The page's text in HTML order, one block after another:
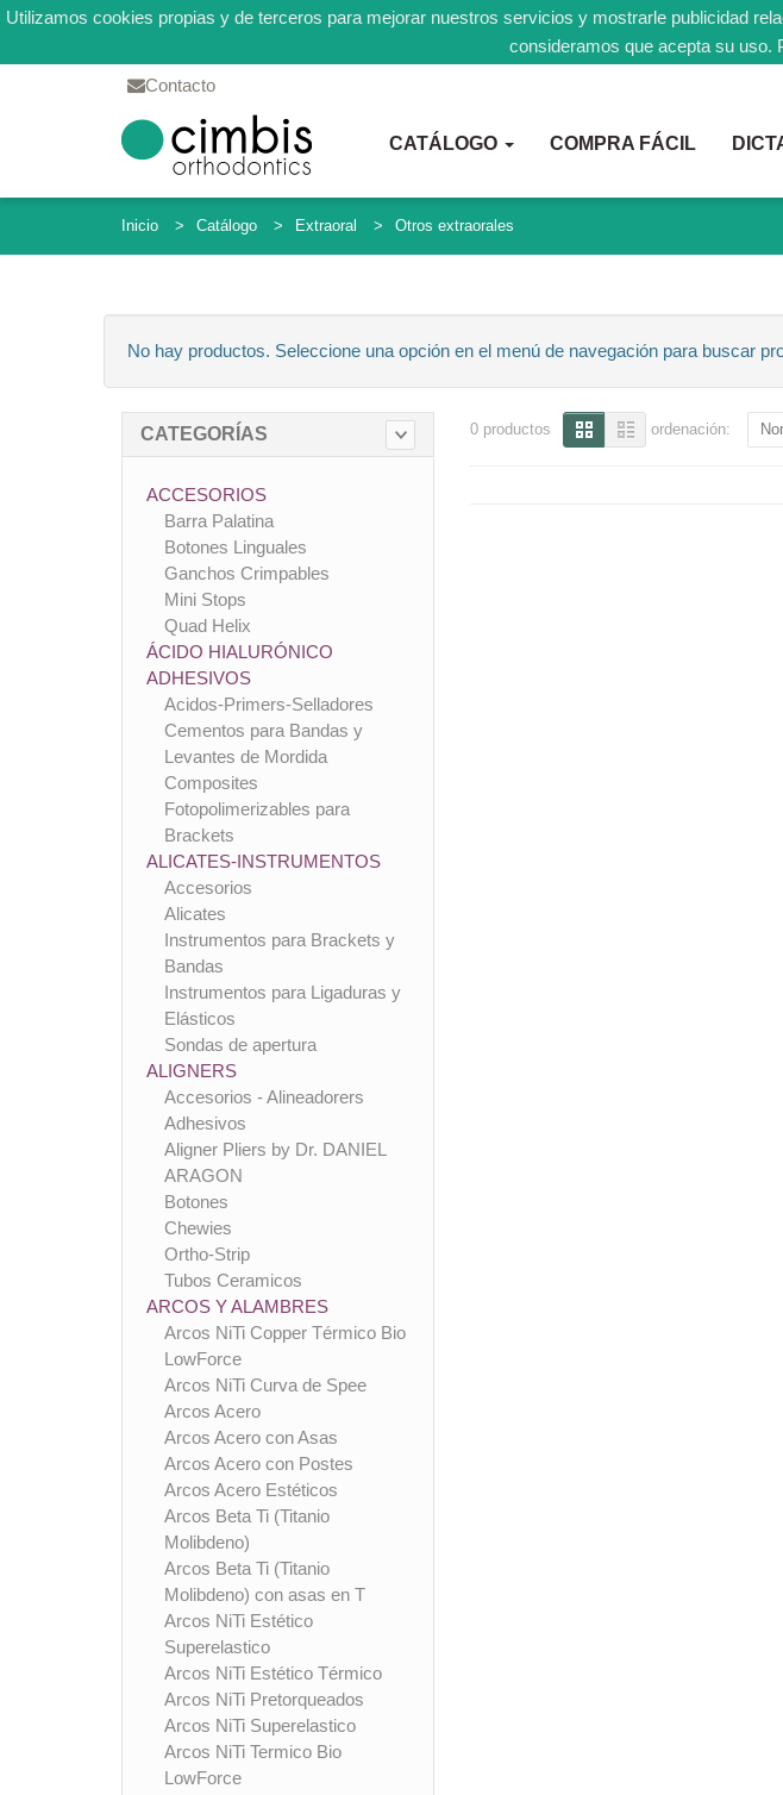
Utilizamos cookies propias y de terceros para mejorar nuestros servicios y mostrarle publicidad
consideramos que acepta su uso.
Contacto
CATÁLOGO COMPRA FÁCIL
Inicio Catálogo Extraoral Otros extraorales
No hay productos. Seleccione una opción en el menú de navegación para buscar
CATEGORÍAS
ACCESORIOS
Barra Palatina
Botones Linguales
Ganchos Crimpables
Mini Stops
Quad Helix
ÁCIDO HIALURÓNICO
ADHESIVOS
Acidos-Primers-Selladores
Cementos para Bandas y
Levantes de Mordida
Composites
Fotopolimerizables para
Brackets
ALICATES-INSTRUMENTOS
Accesorios
Alicates
Instrumentos para Brackets y
Bandas
Instrumentos para Ligaduras y
Elásticos
Sondas de apertura
ALIGNERS
Accesorios - Alineadorers
Adhesivos
Aligner Pliers by Dr. DANIEL
ARAGON
Botones
Chewies
Ortho-Strip
Tubos Ceramicos
ARCOS Y ALAMBRES
Arcos NiTi Copper Térmico Bio
LowForce
Arcos NiTi Curva de Spee
Arcos Acero
Arcos Acero con Asas
Arcos Acero con Postes
Arcos Acero Estéticos
Arcos Beta Ti (Titanio
Molibdeno)
Arcos Beta Ti (Titanio
Molibdeno) con asas en T
Arcos NiTi Estético
Superelastico
Arcos NiTi Estético Térmico
Arcos NiTi Pretorqueados
Arcos NiTi Superelastico
Arcos NiTi Termico Bio
LowForce
0 productos ordenación: